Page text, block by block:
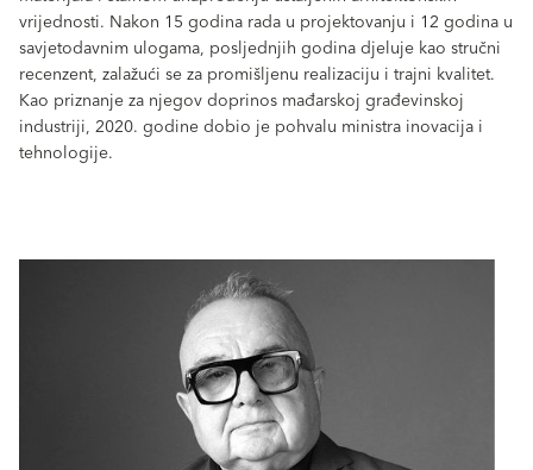
vrijednosti. Nakon 15 godina rada u projektovanju i 12 godina u
savjetodavnim ulogama, posljednjih godina djeluje kao stručni
recenzent, zalažući se za promišljenu realizaciju i trajni kvalitet.
Kao priznanje za njegov doprinos mađarskoj građevinskoj
industriji, 2020. godine dobio je pohvalu ministra inovacija i
tehnologije.